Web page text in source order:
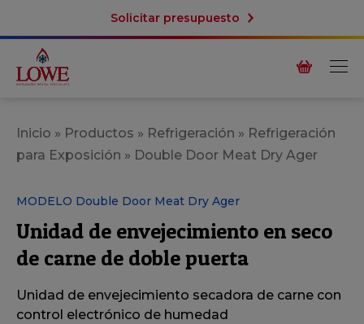
Solicitar presupuesto
Inicio » Productos » Refrigeración » Refrigeración
para Exposición » Double Door Meat Dry Ager
MODELO Double Door Meat Dry Ager
Unidad de envejecimiento en seco
de carne de doble puerta
Unidad de envejecimiento secadora de carne con
control electrónico de humedad